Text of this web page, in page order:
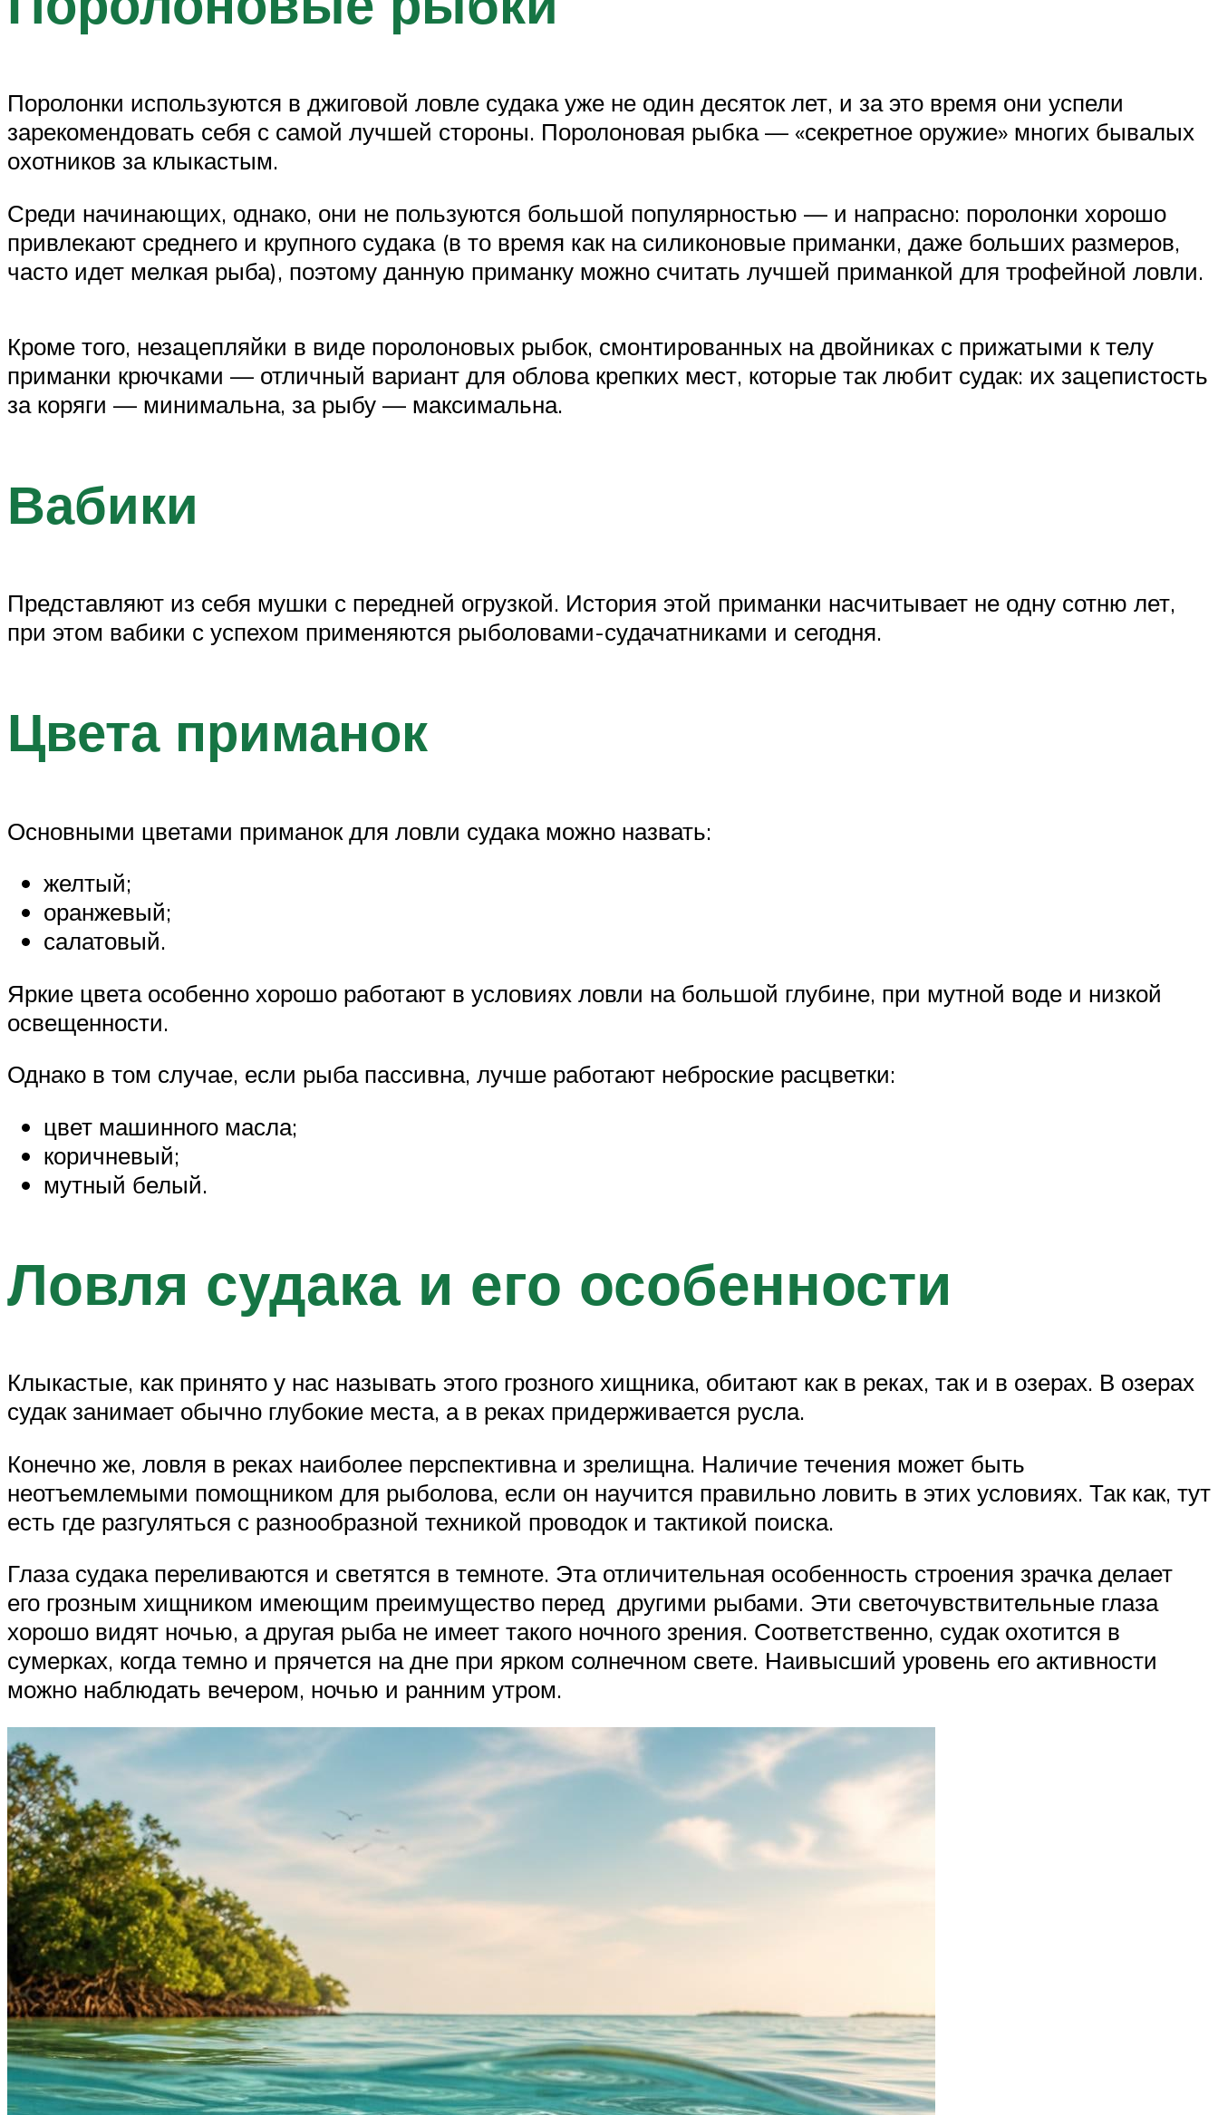
Поролонки используются в джиговой ловле судака уже не один десяток лет, и за это время они успели
зарекомендовать себя с самой лучшей стороны. Поролоновая рыбка — «секретное оружие» многих бывалых
охотников за клыкастым.
Среди начинающих, однако, они не пользуются большой популярностью — и напрасно: поролонки хорошо
привлекают среднего и крупного судака (в то время как на силиконовые приманки, даже больших размеров,
часто идет мелкая рыба), поэтому данную приманку можно считать лучшей приманкой для трофейной ловли.
Кроме того, незацепляйки в виде поролоновых рыбок, смонтированных на двойниках с прижатыми к телу
приманки крючками — отличный вариант для облова крепких мест, которые так любит судак: их зацепистость
за коряги — минимальна, за рыбу — максимальна.
Вабики
Представляют из себя мушки с передней огрузкой. История этой приманки насчитывает не одну сотню лет,
при этом вабики с успехом применяются рыболовами-судачатниками и сегодня.
Цвета приманок
Основными цветами приманок для ловли судака можно назвать:
желтый;
оранжевый;
салатовый.
Яркие цвета особенно хорошо работают в условиях ловли на большой глубине, при мутной воде и низкой
освещенности.
Однако в том случае, если рыба пассивна, лучше работают неброские расцветки:
цвет машинного масла;
коричневый;
мутный белый.
Ловля судака и его особенности
Клыкастые, как принято у нас называть этого грозного хищника, обитают как в реках, так и в озерах. В озерах
судак занимает обычно глубокие места, а в реках придерживается русла.
Конечно же, ловля в реках наиболее перспективна и зрелищна. Наличие течения может быть
неотъемлемыми помощником для рыболова, если он научится правильно ловить в этих условиях. Так как, тут
есть где разгуляться с разнообразной техникой проводок и тактикой поиска.
Глаза судака переливаются и светятся в темноте. Эта отличительная особенность строения зрачка делает
его грозным хищником имеющим преимущество перед другими рыбами. Эти светочувствительные глаза
хорошо видят ночью, а другая рыба не имеет такого ночного зрения. Соответственно, судак охотится в
сумерках, когда темно и прячется на дне при ярком солнечном свете. Наивысший уровень его активности
можно наблюдать вечером, ночью и ранним утром.